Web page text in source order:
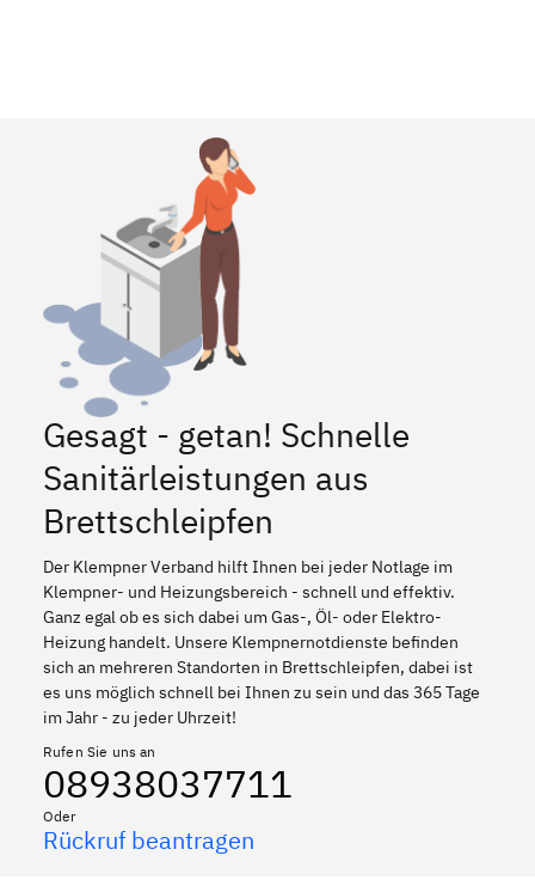
Gesagt - getan! Schnelle
Sanitärleistungen aus
Brettschleipfen
Der Klempner Verband hilft Ihnen bei jeder Notlage im
Klempner- und Heizungsbereich - schnell und effektiv.
Ganz egal ob es sich dabei um Gas-, Öl- oder Elektro-
Heizung handelt. Unsere Klempnernotdienste befinden
sich an mehreren Standorten in Brettschleipfen, dabei ist
es uns möglich schnell bei Ihnen zu sein und das 365 Tage
im Jahr - zu jeder Uhrzeit!
Rufen Sie uns an
08938037711
Oder
Rückruf beantragen